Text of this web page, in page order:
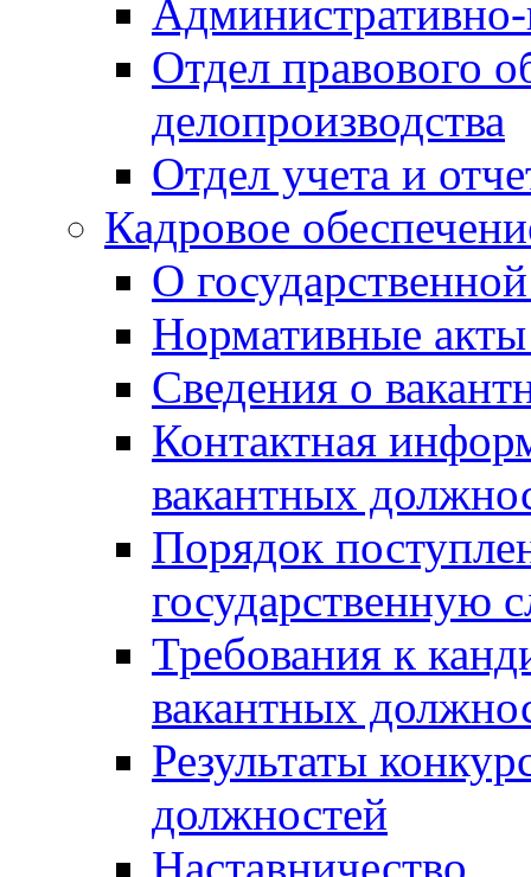
Отдел правового
делопроизводства
Отдел учета и
Кадровое
О
Нормативные акты
Сведения о
Контактная
вакантных
Порядок
государственную
Требования к
вакантных
Результаты
должностей
Наставничество